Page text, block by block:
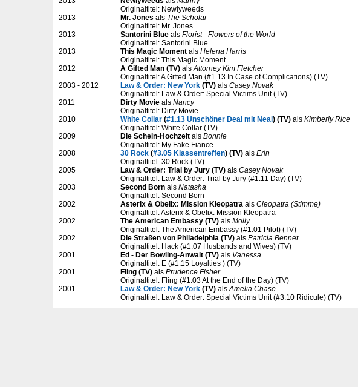
Originaltitel: Newlyweeds
2013
Mr. Jones als The Scholar
Originaltitel: Mr. Jones
2013
Santorini Blue als Florist - Flowers of the World
Originaltitel: Santorini Blue
2013
This Magic Moment als Helena Harris
Originaltitel: This Magic Moment
2012
A Gifted Man (TV) alsAttorney Kim Fletcher
Originaltitel: A Gifted Man (#1.13 In Case of Complications) (TV)
2003 - 2012
Law & Order: New York (TV) als Casey Novak
Originaltitel: Law & Order: Special Victims Unit (TV)
2011
Dirty Movie als Nancy
Originaltitel: Dirty Movie
2010
White Collar (#1.13 Unschöner Deal mit Neal) (TV) als Kimberly Rice
Originaltitel: White Collar (TV)
2009
Die Schein-Hochzeit als Bonnie
Originaltitel: My Fake Fiance
2008
30 Rock (#3.05 Klassentreffen) (TV) als Erin
Originaltitel: 30 Rock (TV)
2005
Law & Order: Trial by Jury (TV) als Casey Novak
Originaltitel: Law & Order: Trial by Jury (#1.11 Day) (TV)
2003
Second Born als Natasha
Originaltitel: Second Born
2002
Asterix & Obelix: Mission Kleopatra als Cleopatra (Stimme)
Originaltitel: Asterix & Obelix: Mission Kleopatra
2002
The American Embassy (TV) als Molly
Originaltitel: The American Embassy (#1.01 Pilot) (TV)
2002
Die Straßen von Philadelphia (TV) als Patricia Bennet
Originaltitel: Hack (#1.07 Husbands and Wives) (TV)
2001
Ed - Der Bowling-Anwalt (TV) als Vanessa
Originaltitel: E (#1.15 Loyalties ) (TV)
2001
Fling (TV) als Prudence Fisher
Originaltitel: Fling (#1.03 At the End of the Day) (TV)
2001
Law & Order: New York (TV) alsAmelia Chase
Originaltitel: Law & Order: Special Victims Unit (#3.10 Ridicule) (TV)